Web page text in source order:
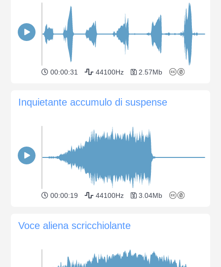
00:00:31 44100Hz 2.57Mb
Inquietante accumulo di suspense
00:00:19 44100Hz 3.04Mb
Voce aliena scricchiolante